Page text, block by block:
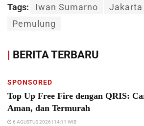
Tags: Iwan Sumarno
Jakarta
Pemulung
BERITA TERBARU
SPONSORED
Top Up Free Fire dengan QRIS:
Aman, dan Termurah
6 AGUSTUS 2026 | 14:11 WIB